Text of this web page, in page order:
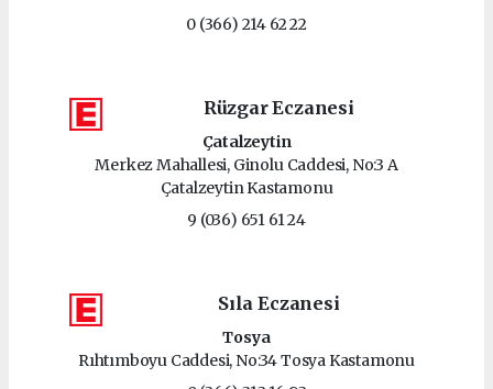
0 (366) 214 62 22
Rüzgar Eczanesi
Çatalzeytin
Merkez Mahallesi, Ginolu Caddesi, No:3 A
Çatalzeytin Kastamonu
9 (036) 651 61 24
Sıla Eczanesi
Tosya
Rıhtımboyu Caddesi, No:34 Tosya Kastamonu